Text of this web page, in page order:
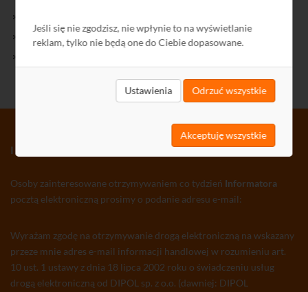
Jeśli się nie zgodzisz, nie wpłynie to na wyświetlanie
reklam, tylko nie będą one do Ciebie dopasowane.
Ustawienia Odrzuć wszystkie
Akceptuję wszystkie
Polityka Prywatności
INFORMATOR TV-SAT CCTV WLAN
Osoby zainteresowane otrzymywaniem co tydzień Informatora
pocztą elektroniczną prosimy o podanie adresu e-mail:
Wyrażam zgodę na otrzymywanie drogą elektroniczną na wskazany
przeze mnie adres e-mail informacji handlowej w rozumieniu art.
10 ust. 1 ustawy z dnia 18 lipca 2002 roku o świadczeniu usług
drogą elektroniczną od DIPOL sp. z o.o. (dawniej: DIPOL